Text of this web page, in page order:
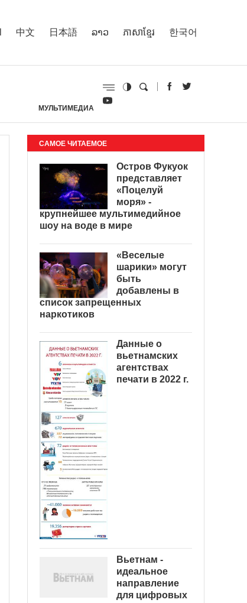
中文 日本語 ລາວ ភាសាខ្មែរ 한국어
МУЛЬТИМЕДИА
САМОЕ ЧИТАЕМОЕ
Остров Фукуок
представляет
«Поцелуй
моря» -
крупнейшее мультимедийное
шоу на воде в мире
«Веселые
шарики» могут
быть
добавлены в
список запрещенных
наркотиков
Данные о
вьетнамских
агентствах
печати в 2022 г.
Вьетнам -
идеальное
направление
для цифровых